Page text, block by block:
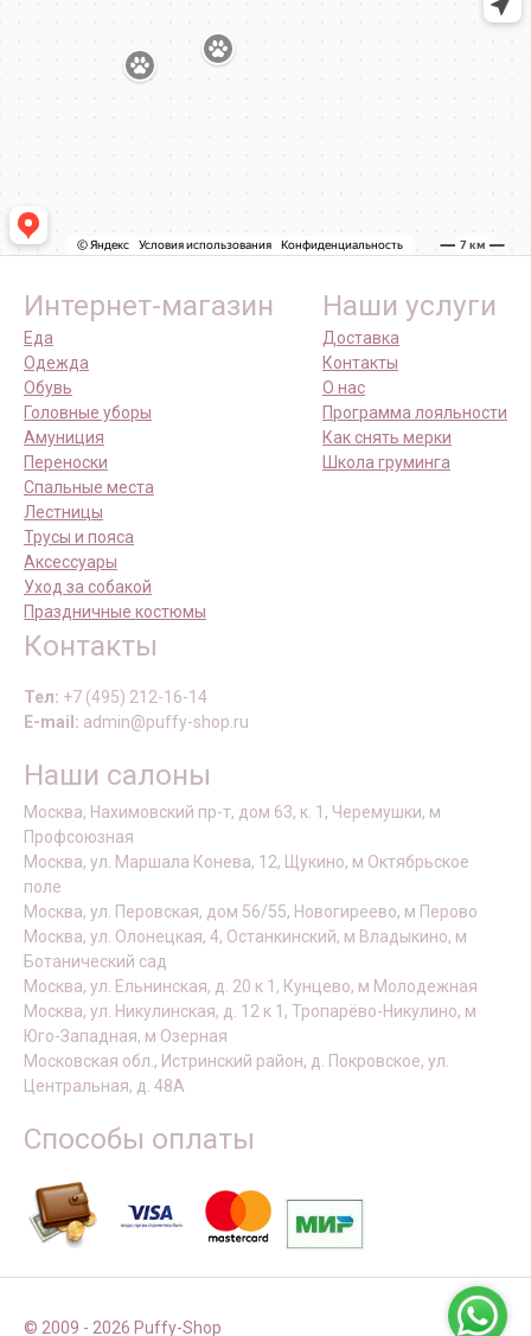
Интернет-магазин
Еда
Одежда
Обувь
Головные уборы
Амуниция
Переноски
Спальные места
Лестницы
Трусы и пояса
Аксессуары
Уход за собакой
Праздничные костюмы
Наши услуги
Доставка
Контакты
О нас
Программа лояльности
Как снять мерки
Школа груминга
Контакты
Тел: +7 (495) 212-16-14
E-mail: admin@puffy-shop.ru
Наши салоны
Москва, Нахимовский пр-т, дом 63, к. 1, Черемушки, м
Профсоюзная
Москва, ул. Маршала Конева, 12, Щукино, м Октябрьское
поле
Москва, ул. Перовская, дом 56/55, Новогиреево, м Перово
Москва, ул. Олонецкая, 4, Останкинский, м Владыкино, м
Ботанический сад
Москва, ул. Ельнинская, д. 20 к 1, Кунцево, м Молодежная
Москва, ул. Никулинская, д. 12 к 1, Тропарёво-Никулино, м
Юго-Западная, м Озерная
Московская обл., Истринский район, д. Покровское, ул.
Центральная, д. 48А
Способы оплаты
© 2009 - 2026 Puffy-Shop